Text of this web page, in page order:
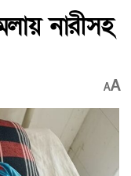
নারীসহ
AA